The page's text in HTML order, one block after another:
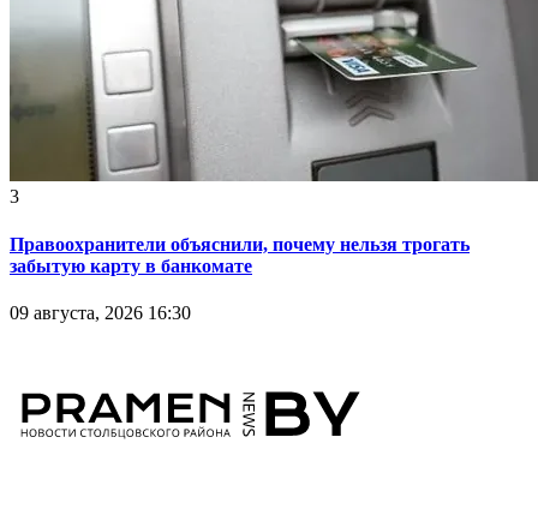
3
Правоохранители объяснили, почему нельзя трогать
забытую карту в банкомате
09 августа, 2026 16:30